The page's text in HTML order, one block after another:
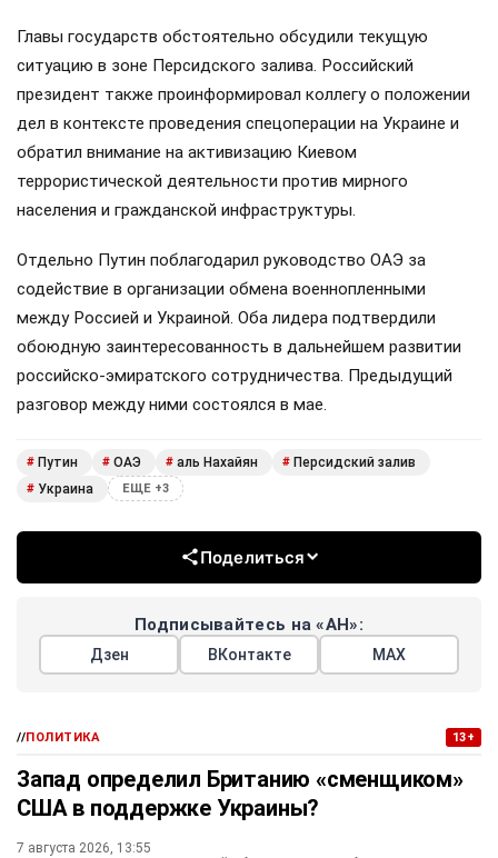
Главы государств обстоятельно обсудили текущую
ситуацию в зоне Персидского залива. Российский
президент также проинформировал коллегу о положении
дел в контексте проведения спецоперации на Украине и
обратил внимание на активизацию Киевом
террористической деятельности против мирного
населения и гражданской инфраструктуры.
Отдельно Путин поблагодарил руководство ОАЭ за
содействие в организации обмена военнопленными
между Россией и Украиной. Оба лидера подтвердили
обоюдную заинтересованность в дальнейшем развитии
российско-эмиратского сотрудничества. Предыдущий
разговор между ними состоялся в мае.
# Путин # ОАЭ # аль Нахайян # Персидский залив
# Украина ЕЩЕ +3
Поделиться
Подписывайтесь на «АН»:
Дзен ВКонтакте МАХ
//ПОЛИТИКА 13+
Запад определил Британию «сменщиком»
США в поддержке Украины?
7 августа 2026, 13:55